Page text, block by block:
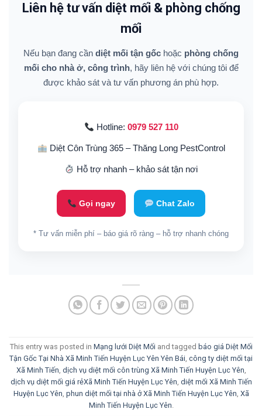
Liên hệ tư vấn diệt mối & phòng chống
mối
Nếu bạn đang cần diệt mối tận gốc hoặc phòng chống
mối cho nhà ở, công trình, hãy liên hệ với chúng tôi để
được khảo sát và tư vấn phương án phù hợp.
Hotline: 0979 527 110
Diệt Côn Trùng 365 – Thăng Long PestControl
Hỗ trợ nhanh – khảo sát tận nơi
Gọi ngay Chat Zalo
* Tư vấn miễn phí – báo giá rõ ràng – hỗ trợ nhanh chóng
This entry was posted in Mạng lưới Diệt Mối and tagged báo giá Diệt Mối
Tận Gốc Tại Nhà Xã Minh Tiến Huyện Lục Yên Yên Bái, công ty diệt mối tại
Xã Minh Tiến, dịch vụ diệt mối côn trùng Xã Minh Tiến Huyện Lục Yên,
dịch vụ diệt mối giá rẻXã Minh Tiến Huyện Lục Yên, diệt mối Xã Minh Tiến
Huyện Lục Yên, phun diệt mối tại nhà ở Xã Minh Tiến Huyện Lục Yên, Xã
Minh Tiến Huyện Lục Yên.